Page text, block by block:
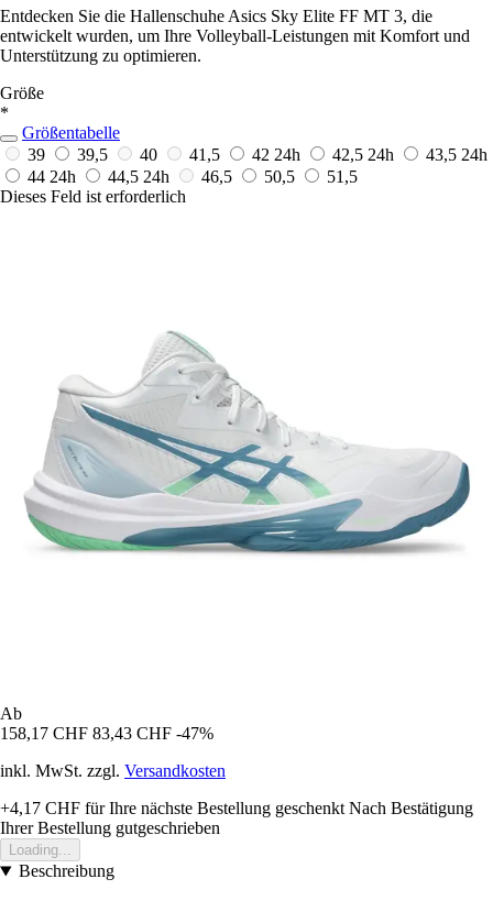
Entdecken Sie die Hallenschuhe Asics Sky Elite FF MT 3, die
entwickelt wurden, um Ihre Volleyball-Leistungen mit Komfort und
Unterstützung zu optimieren.
Größe
*
Größentabelle
39
39,5 40 41,5 42 24h 42,5 24h 43,5 24h
44 24h 44,5 24h 46,5 50,5
51,5
Dieses Feld ist erforderlich
Ab
158,17 CHF 83,43 CHF -47%
inkl. MwSt. zzgl. Versandkosten
+4,17 CHF für Ihre nächste Bestellung geschenkt Nach Bestätigung
Ihrer Bestellung gutgeschrieben
Loading...
Beschreibung